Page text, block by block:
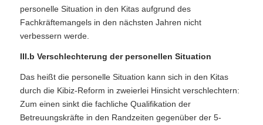
personelle Situation in den Kitas aufgrund des
Fachkräftemangels in den nächsten Jahren nicht
verbessern werde.
III.b Verschlechterung der personellen Situation
Das heißt die personelle Situation kann sich in den Kitas
durch die Kibiz-Reform in zweierlei Hinsicht verschlechtern:
Zum einen sinkt die fachliche Qualifikation der
Betreuungskräfte in den Randzeiten gegenüber der 5-